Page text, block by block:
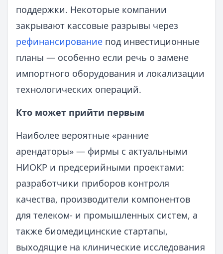
поддержки. Некоторые компании
закрывают кассовые разрывы через
рефинансирование под инвестиционные
планы — особенно если речь о замене
импортного оборудования и локализации
технологических операций.
Кто может прийти первым
Наиболее вероятные «ранние
арендаторы» — фирмы с актуальными
НИОКР и предсерийными проектами:
разработчики приборов контроля
качества, производители компонентов
для телеком- и промышленных систем, а
также биомедицинские стартапы,
выходящие на клинические исследования